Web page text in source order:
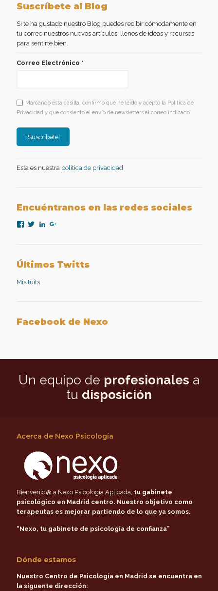
Suscríbete al Blog
Si te ha gustado nuestro Blog puedes recibir cómodamente en
tu correo nuestros nuevos artículos, llenos de ideas y recursos
para sentirte bien.
Correo Electrónico *
Marcando esta casilla, confirmo que he leído y acepto la Política de
Privacidad y que consiento el envío de newsletters al correo indicado
Esta es nuestra política de privacidad
Encuéntranos en las redes sociales
Ver
Facebook
Ver
Twitter
Ver
aplicadaGoogle+
Últimos Twitts
Mis tuits
Facebook de Nexo
Un equipo de profesionales a
tu disposición
Acerca de Nexo Psicología
Bienvenid@ a Nexo Psicología Aplicada, tu gabinete
psicológico en Madrid centro. Nuestro objetivo como
terapeutas es mejorar partiendo de lo que ya somos.
“Nexo, tu gabinete de psicología de confianza”
Dónde estamos
Nuestro Centro de Psicología en Madrid se encuentra en
la siguente dirección: